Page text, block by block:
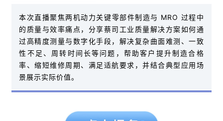
本次直播聚焦两机动力关键零部件制造与 MRO 过程中
的质量与效率痛点，分享蔡司工业质量解决方案如何通
过高精度测量与数字化手段，解决复杂曲面难测、一致
性不足、周转时间长等问题，帮助客户提升制造合格
率、缩短维修周期、满足适航要求，并结合典型应用场
景展示实际价值。